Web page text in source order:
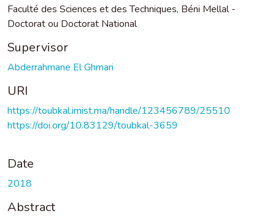
Faculté des Sciences et des Techniques, Béni Mellal -
Doctorat ou Doctorat National
Supervisor
Abderrahmane El Ghmari
URI
https://toubkal.imist.ma/handle/123456789/25510
https://doi.org/10.83129/toubkal-3659
Date
2018
Abstract